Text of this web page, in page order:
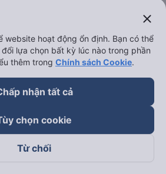
chạy
125 Tôn Đức Thắng
close
website hoạt động ổn định. Bạn có thể
lựa chọn bất kỳ lúc nào trong phần
thêm trong Chính sách Cookie.
nhận tất cả
chọn cookie
Từ chối